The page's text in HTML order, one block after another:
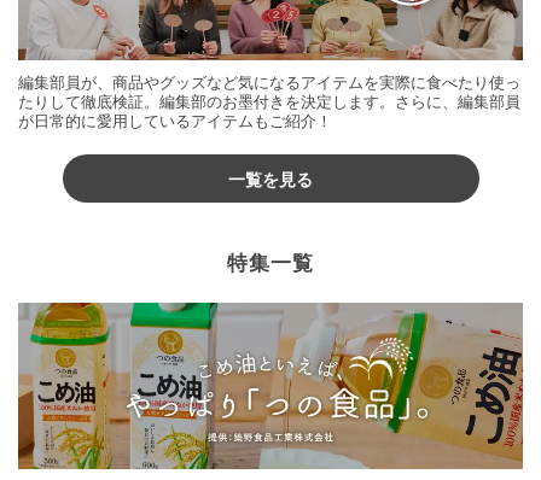
編集部員が、商品やグッズなど気になるアイテムを実際に食べたり使っ
たりして徹底検証。編集部のお墨付きを決定します。さらに、編集部員
が日常的に愛用しているアイテムもご紹介！
一覧を見る
特集一覧